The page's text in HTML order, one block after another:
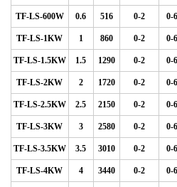
TF-LS-600W 0.6 516 0-2 0-
TF-LS-1KW 1 860 0-2 0-
TF-LS-1.5KW 1.5 1290 0-2 0-
TF-LS-2KW 2 1720 0-2 0-
TF-LS-2.5KW 2.5 2150 0-2 0-
TF-LS-3KW 3 2580 0-2 0-
TF-LS-3.5KW 3.5 3010 0-2 0-
TF-LS-4KW 4 3440 0-2 0-